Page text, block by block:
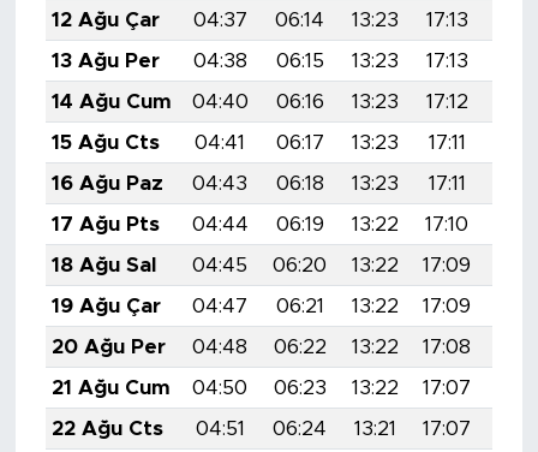
12 Ağu Çar
04:37 06:14 13:23 17:13
13 Ağu Per
04:38 06:15 13:23 17:13
14 Ağu Cum
04:40 06:16 13:23 17:12
15 Ağu Cts
04:41 06:17 13:23 17:11
16 Ağu Paz
04:43 06:18 13:23 17:11
17 Ağu Pts
04:44 06:19 13:22 17:10
18 Ağu Sal
04:45 06:20 13:22 17:09
19 Ağu Çar
04:47 06:21 13:22 17:09
20 Ağu Per
04:48 06:22 13:22 17:08
21 Ağu Cum
04:50 06:23 13:22 17:07
22 Ağu Cts
04:51 06:24 13:21 17:07